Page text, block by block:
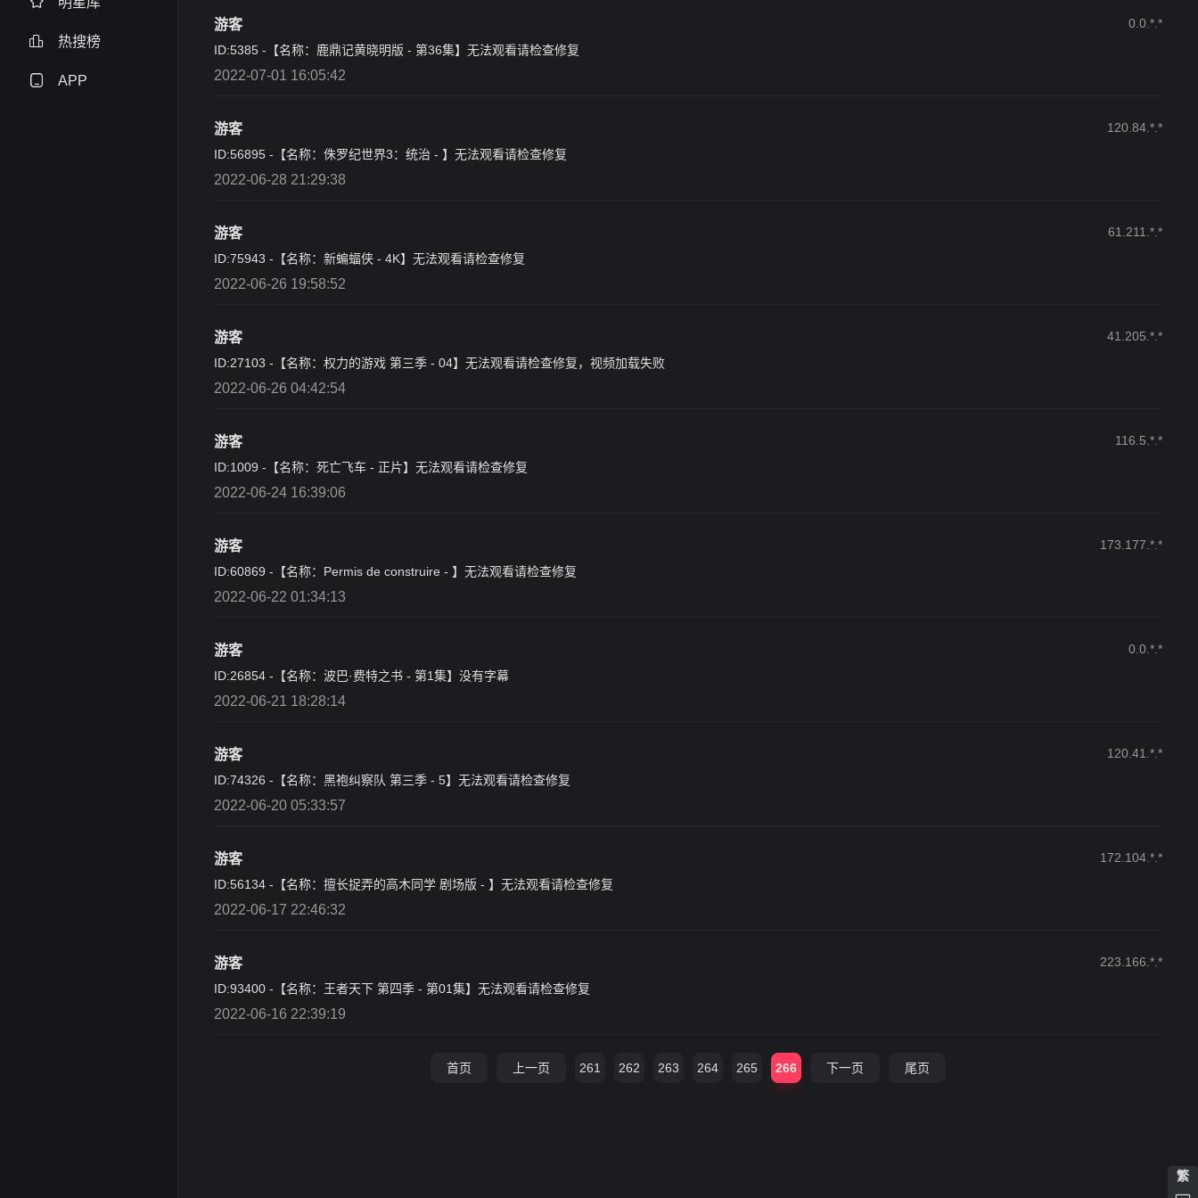
热搜榜
APP
游客
ID:5385 -【名称：鹿鼎记黄晓明版 - 第36集】无法观看请检查修复
2022-07-01 16:05:42
0.0.*.*
游客
ID:56895 -【名称：侏罗纪世界3：统治 - 】无法观看请检查修复
2022-06-28 21:29:38
120.84.*.*
游客
ID:75943 -【名称：新蝙蝠侠 - 4K】无法观看请检查修复
2022-06-26 19:58:52
61.211.*.*
游客
ID:27103 -【名称：权力的游戏 第三季 - 04】无法观看请检查修复，视频加载失败
2022-06-26 04:42:54
41.205.*.*
游客
ID:1009 -【名称：死亡飞车 - 正片】无法观看请检查修复
2022-06-24 16:39:06
116.5.*.*
游客
ID:60869 -【名称：Permis de construire - 】无法观看请检查修复
2022-06-22 01:34:13
173.177.*.*
游客
ID:26854 -【名称：波巴·费特之书 - 第1集】没有字幕
2022-06-21 18:28:14
0.0.*.*
游客
ID:74326 -【名称：黑袍纠察队 第三季 - 5】无法观看请检查修复
2022-06-20 05:33:57
120.41.*.*
游客
ID:56134 -【名称：擅长捉弄的高木同学 剧场版 - 】无法观看请检查修复
2022-06-17 22:46:32
172.104.*.*
游客
ID:93400 -【名称：王者天下 第四季 - 第01集】无法观看请检查修复
2022-06-16 22:39:19
223.166.*.*
首页 上一页 261 262 263 264 265 266 下一页 尾页
繁